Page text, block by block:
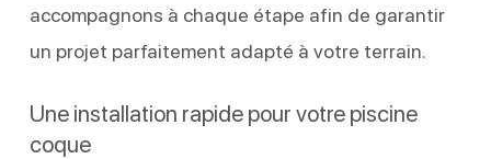
accompagnons à chaque étape afin de garantir
un projet parfaitement adapté à votre terrain.
Une installation rapide pour votre piscine
coque